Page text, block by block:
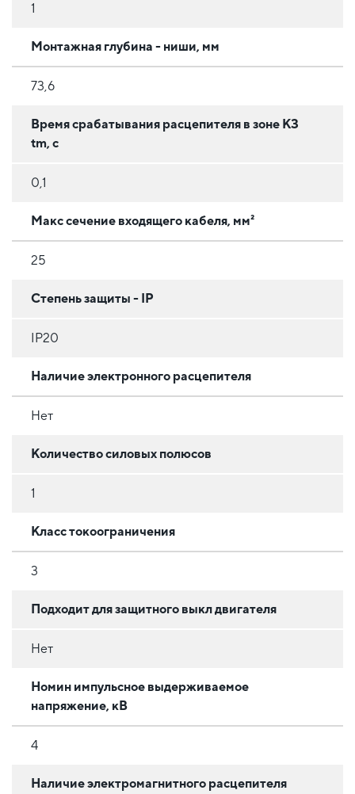
1
Монтажная глубина - ниши, мм
73,6
Время срабатывания расцепителя в зоне КЗ
tm, с
0,1
Макс сечение входящего кабеля, мм²
25
Степень защиты - IP
IP20
Наличие электронного расцепителя
Нет
Количество силовых полюсов
1
Класс токоограничения
3
Подходит для защитного выкл двигателя
Нет
Номин импульсное выдерживаемое
напряжение, кВ
4
Наличие электромагнитного расцепителя